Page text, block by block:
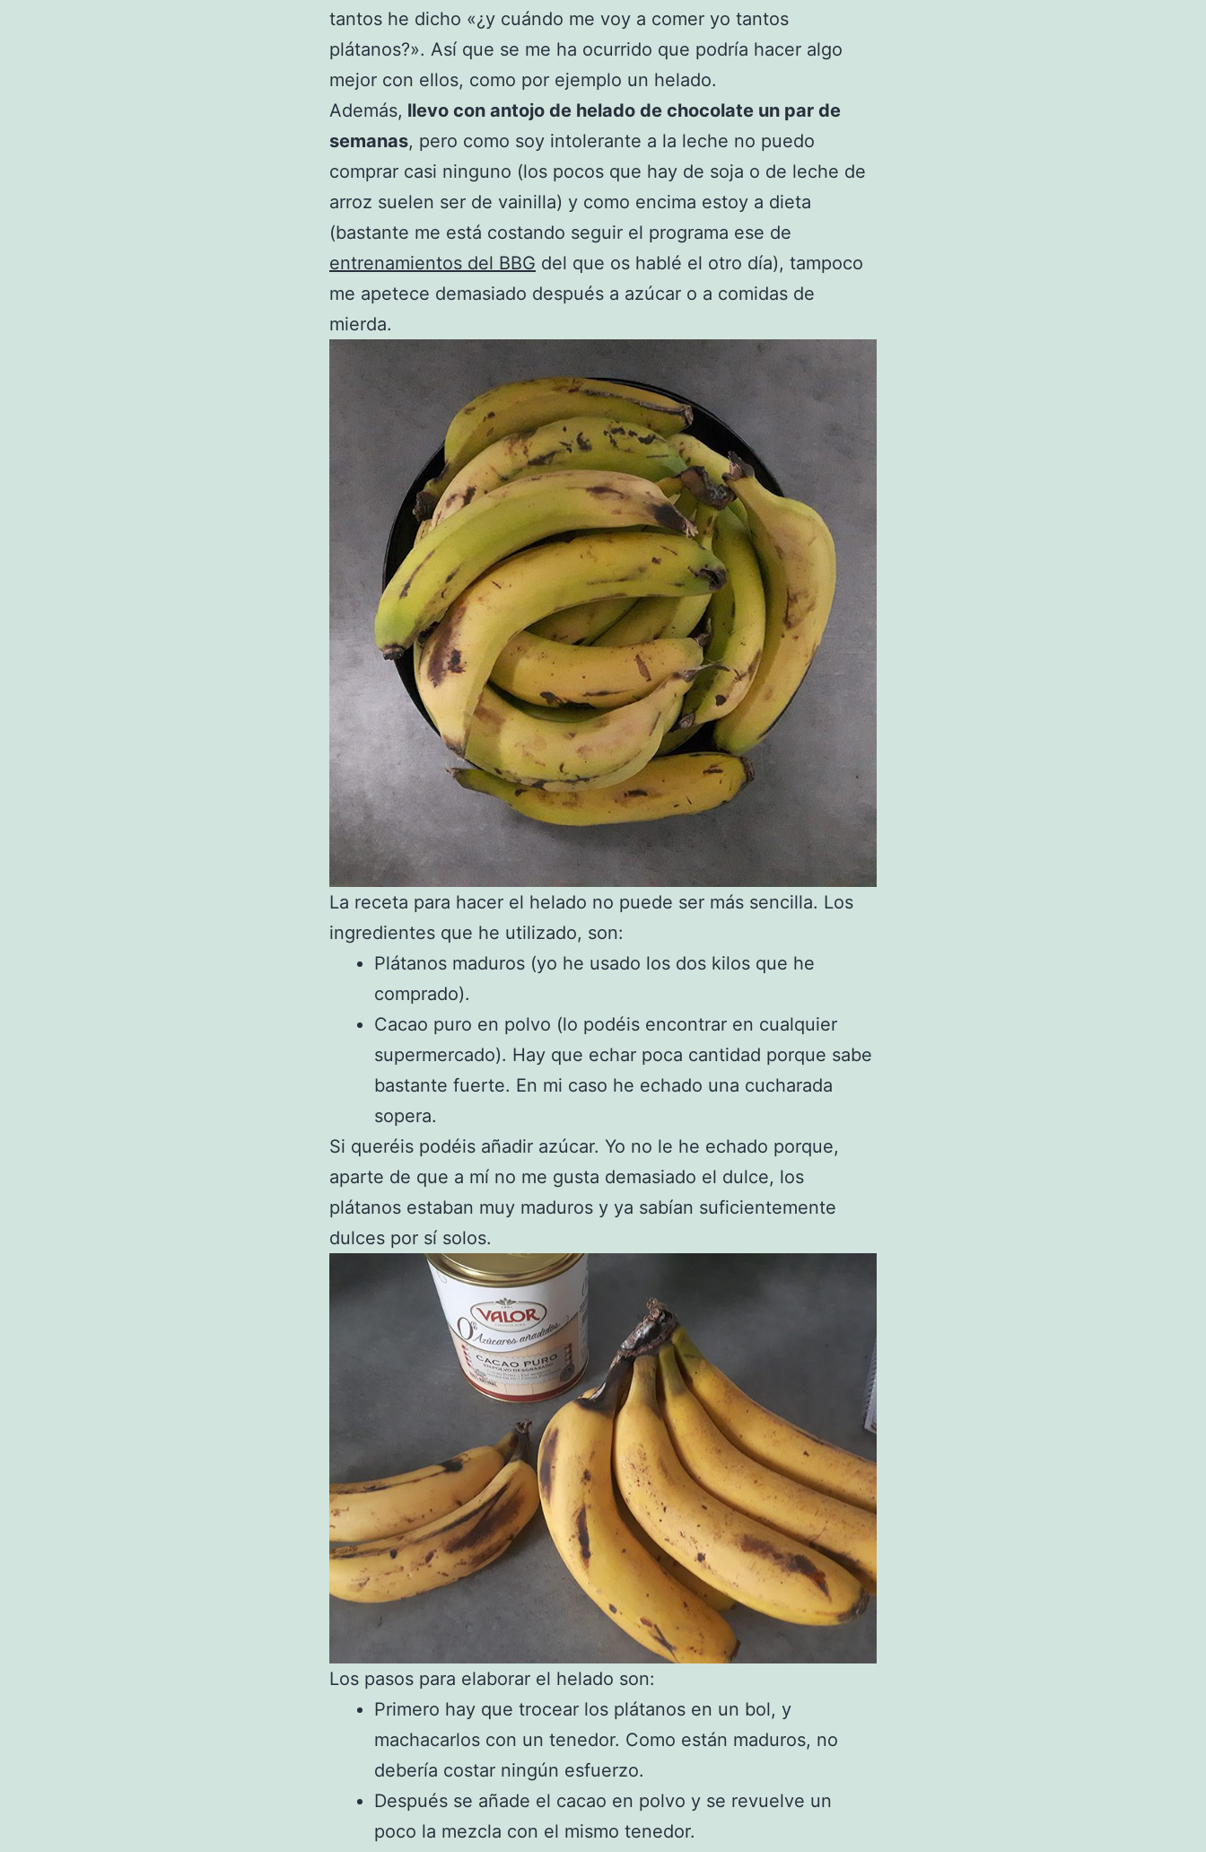
tantos he dicho «¿y cuándo me voy a comer yo tantos
plátanos?». Así que se me ha ocurrido que podría hacer algo
mejor con ellos, como por ejemplo un helado.
Además, llevo con antojo de helado de chocolate un par de
semanas, pero como soy intolerante a la leche no puedo
comprar casi ninguno (los pocos que hay de soja o de leche de
arroz suelen ser de vainilla) y como encima estoy a dieta
(bastante me está costando seguir el programa ese de
entrenamientos del BBG del que os hablé el otro día), tampoco
me apetece demasiado después a azúcar o a comidas de
mierda.
La receta para hacer el helado no puede ser más sencilla. Los
ingredientes que he utilizado, son:
Plátanos maduros (yo he usado los dos kilos que he
comprado).
Cacao puro en polvo (lo podéis encontrar en cualquier
supermercado). Hay que echar poca cantidad porque sabe
bastante fuerte. En mi caso he echado una cucharada
sopera.
Si queréis podéis añadir azúcar. Yo no le he echado porque,
aparte de que a mí no me gusta demasiado el dulce, los
plátanos estaban muy maduros y ya sabían suficientemente
dulces por sí solos.
Los pasos para elaborar el helado son:
Primero hay que trocear los plátanos en un bol, y
machacarlos con un tenedor. Como están maduros, no
debería costar ningún esfuerzo.
Después se añade el cacao en polvo y se revuelve un
poco la mezcla con el mismo tenedor.